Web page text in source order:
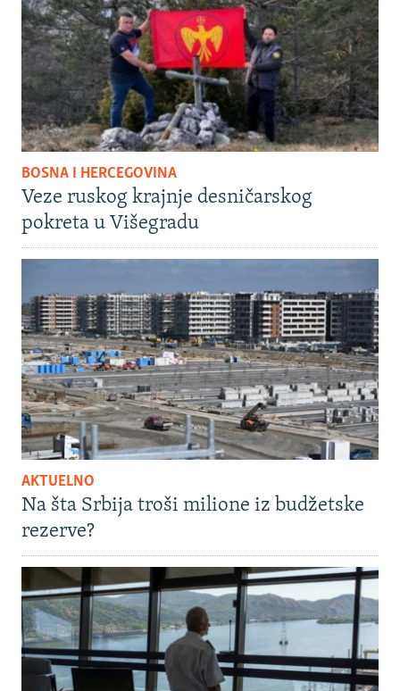
BOSNA I HERCEGOVINA
Veze ruskog krajnje desničarskog
pokreta u Višegradu
AKTUELNO
Na šta Srbija troši milione iz budžetske
rezerve?